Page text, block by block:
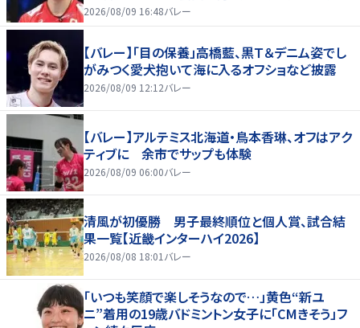
好いい」
2026/08/09 16:48バレー
【バレー】「目の保養」高橋藍、黒Ｔ＆デニム姿でし
がみつく愛犬抱いて海に入るオフショなど披露
2026/08/09 12:12バレー
【バレー】アルテミス北海道・鳥本香琳、オフはアク
ティブに 余市でサップも体験
2026/08/09 06:00バレー
清風が初優勝 男子最終順位と個人賞、試合結
果一覧【近畿インターハイ2026】
2026/08/08 18:01 バレー
「いつも笑顔で楽しそうなので…」黄色“新ユ
ニ”着用の19歳バドミントン女子に「CMきそう」フ